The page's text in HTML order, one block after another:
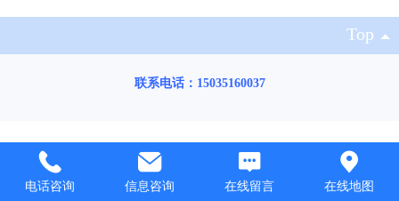
Top
联系电话：15035160037
电话咨询 信息咨询 在线留言 在线地图